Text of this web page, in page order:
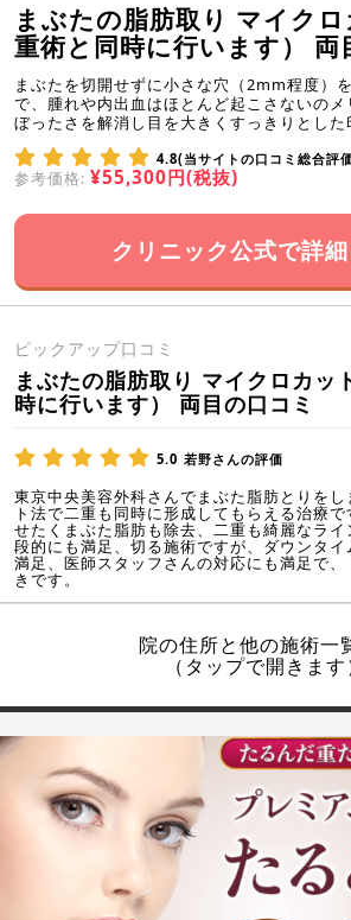
まぶたの脂肪取り マイク
重術と同時に行います） 両
まぶたを切開せずに小さな穴（2mm程度）
で、腫れや内出血はほとんど起こさないの
ぼったさを解消し目を大きくすっきりとした
4.8(当サイトの口コミ総合評
参考価格: ¥55,300円(税抜)
クリニック公式で詳
ピックアップ口コミ
まぶたの脂肪取り マイクロカッ
時に行います） 両目の口コミ
5.0 若野さんの評価
東京中央美容外科さんでまぶた脂肪とりを
ト法で二重も同時に形成してもらえる治療
せたくまぶた脂肪も除去、二重も綺麗なラ
段的にも満足、切る施術ですが、ダウンタイ
満足、医師スタッフさんの対応にも満足で
きです。
院の住所と他の施術一
（タップで開きます